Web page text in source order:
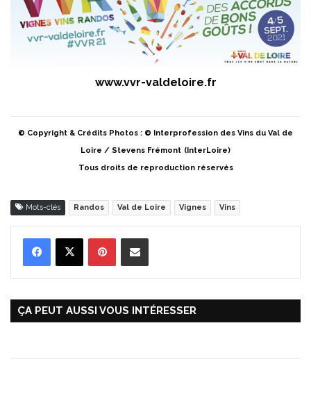
www.vvr-valdeloire.fr
© Copyright & Crédits Photos : © Interprofession des Vins du Val de
Loire / Stevens Frémont (InterLoire)
Tous droits de reproduction réservés
Mots-clés Randos Val de Loire Vignes Vins
ÇA PEUT AUSSI VOUS INTÉRESSER